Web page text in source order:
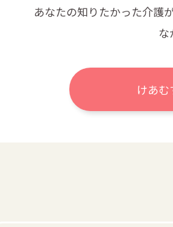
あなたの知りたかった介護
な
けあむ